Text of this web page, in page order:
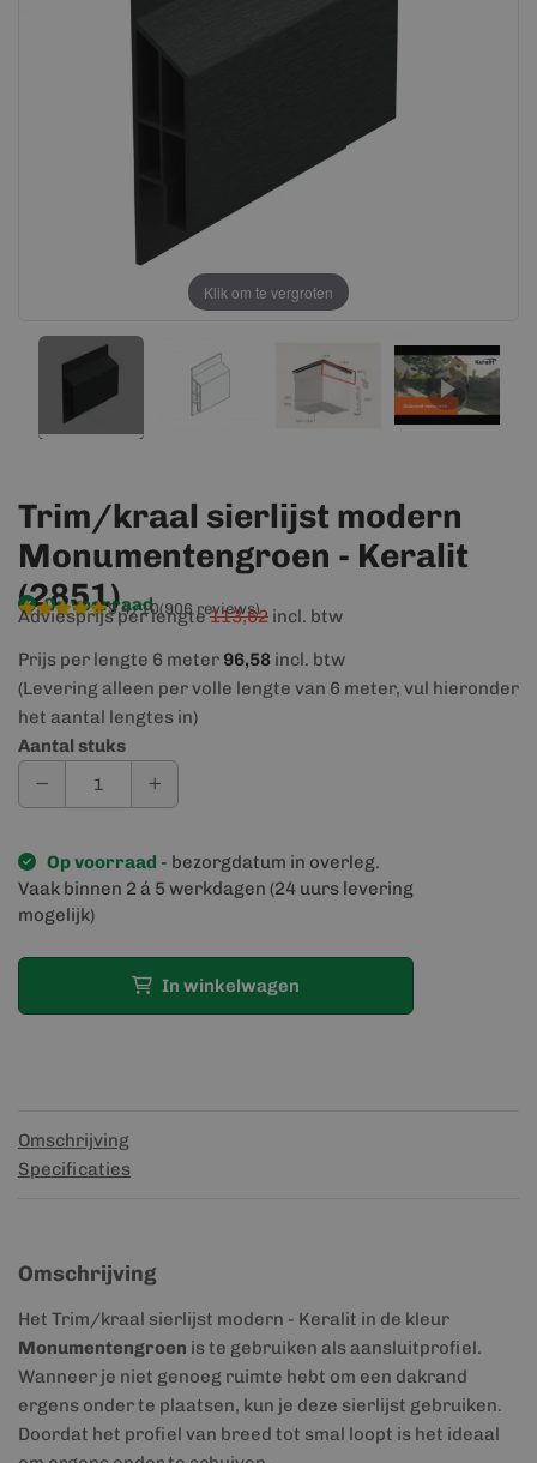
Klik om te vergroten
Trim/kraal sierlijst modern
Monumentengroen - Keralit
(2851)
Op voorraad
9,4/10(906 reviews)
Adviesprijs per lengte113,62 incl. btw
Prijs per lengte 6 meter 96,58 incl. btw
(Levering alleen per volle lengte van 6 meter, vul hieronder
het aantal lengtes in)
Aantal stuks
Op voorraad - bezorgdatum in overleg.
Vaak binnen 2 á 5 werkdagen (24 uurs levering
mogelijk)
In winkelwagen
Omschrijving
Specificaties
Omschrijving
Het Trim/kraal sierlijst modern - Keralit in de kleur
Monumentengroen is te gebruiken als aansluitprofiel.
Wanneer je niet genoeg ruimte hebt om een dakrand
ergens onder te plaatsen, kun je deze sierlijst gebruiken.
Doordat het profiel van breed tot smal loopt is het ideaal